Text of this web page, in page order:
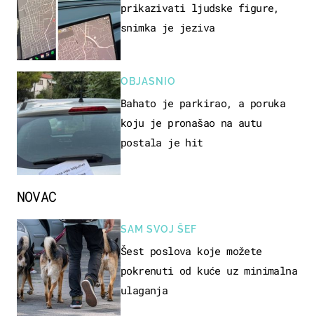
prikazivati ljudske figure,
snimka je jeziva
OBJASNIO
Bahato je parkirao, a poruka
koju je pronašao na autu
postala je hit
NOVAC
SAM SVOJ ŠEF
Šest poslova koje možete
pokrenuti od kuće uz minimalna
ulaganja